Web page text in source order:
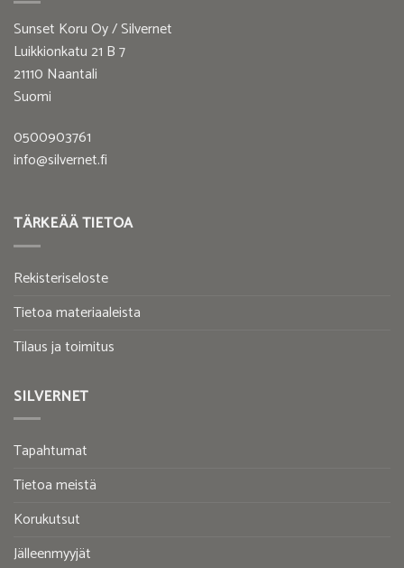
Sunset Koru Oy / Silvernet
Luikkionkatu 21 B 7
21110 Naantali
Suomi
0500903761
info@silvernet.fi
TÄRKEÄÄ TIETOA
Rekisteriseloste
Tietoa materiaaleista
Tilaus ja toimitus
SILVERNET
Tapahtumat
Tietoa meistä
Korukutsut
Jälleenmyyjät